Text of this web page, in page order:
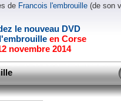
de Francois l'embrouille (de son
le nouveau DVD
en Corse
novembre 2014